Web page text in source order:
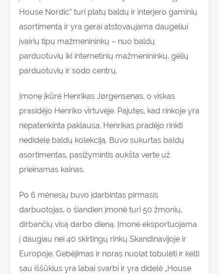
House Nordic“ turi platų baldų ir interjero gaminių
asortimentą ir yra gerai atstovaujama daugeliui
įvairių tipų mažmenininkų – nuo baldų
parduotuvių iki internetinių mažmenininkų, gėlių
parduotuvių ir sodo centrų.
Įmonę įkūrė Henrikas Jørgensenas, o viskas
prasidėjo Henriko virtuvėje. Pajutęs, kad rinkoje yra
nepatenkinta paklausa, Henrikas pradėjo rinkti
nedidelę baldų kolekciją. Buvo sukurtas baldų
asortimentas, pasižymintis aukšta verte už
prieinamas kainas.
Po 6 mėnesių buvo įdarbintas pirmasis
darbuotojas, o šiandien įmonė turi 50 žmonių,
dirbančių visą darbo dieną. Įmonė eksportuojama
į daugiau nei 40 skirtingų rinkų Skandinavijoje ir
Europoje. Gebėjimas ir noras nuolat tobulėti ir kelti
sau iššūkius yra labai svarbi ir yra didelė „House